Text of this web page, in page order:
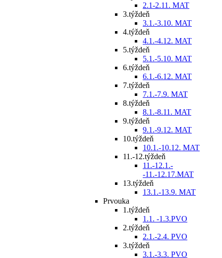
2.1-2.11. MAT
3.týždeň
3.1.-3.10. MAT
4.týždeň
4.1.-4.12. MAT
5.týždeň
5.1.-5.10. MAT
6.týždeň
6.1.-6.12. MAT
7.týždeň
7.1.-7.9. MAT
8.týždeň
8.1.-8.11. MAT
9.týždeň
9.1.-9.12. MAT
10.týždeň
10.1.-10.12. MAT
11.-12.týždeň
11.-12.1.-
-11.-12.17.MAT
13.týždeň
13.1.-13.9. MAT
Prvouka
1.týždeň
1.1. -1.3.PVO
2.týždeň
2.1.-2.4. PVO
3.týždeň
3.1.-3.3. PVO